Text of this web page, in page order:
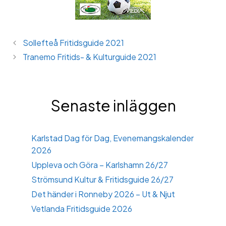
Sollefteå Fritidsguide 2021
Tranemo Fritids- & Kulturguide 2021
Senaste inläggen
Karlstad Dag för Dag, Evenemangskalender
2026
Uppleva och Göra – Karlshamn 26/27
Strömsund Kultur & Fritidsguide 26/27
Det händer i Ronneby 2026 – Ut & Njut
Vetlanda Fritidsguide 2026